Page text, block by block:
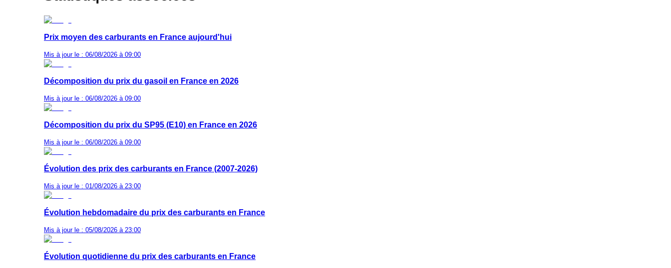
Prix moyen des carburants en France aujourd'hui
Mis à jour le : 06/08/2026 à 09:00
Décomposition du prix du gasoil en France en 2026
Mis à jour le : 06/08/2026 à 09:00
Décomposition du prix du SP95 (E10) en France en 2026
Mis à jour le : 06/08/2026 à 09:00
Évolution des prix des carburants en France (2007-2026)
Mis à jour le : 01/08/2026 à 23:00
Évolution hebdomadaire du prix des carburants en France
Mis à jour le : 05/08/2026 à 23:00
Évolution quotidienne du prix des carburants en France